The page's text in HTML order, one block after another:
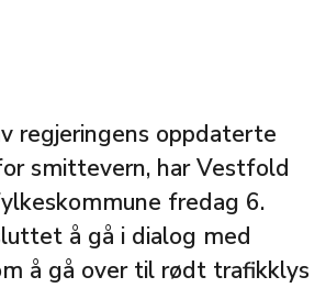
regjeringens oppdaterte
smittevern, har Vestfold
fredag 6.
å gå i dialog med
å gå over til rødt trafikklys